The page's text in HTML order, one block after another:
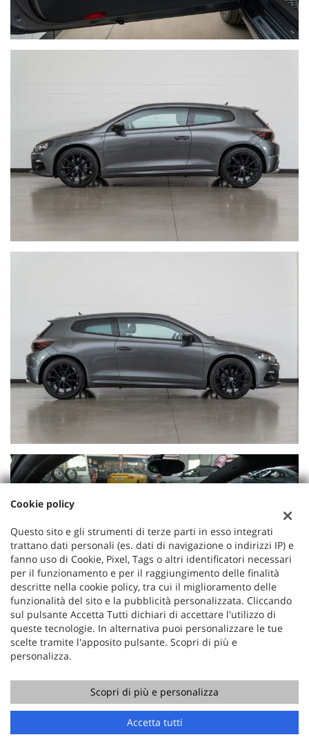
Contatta un consulente
Cookie policy
Questo sito e gli strumenti di terze parti in esso integrati
trattano dati personali (es. dati di navigazione o indirizzi IP) e
fanno uso di Cookie, Pixel, Tags o altri identificatori necessari
per il funzionamento e per il raggiungimento delle finalità
descritte nella cookie policy, tra cui il miglioramento delle
funzionalità del sito e la pubblicità personalizzata. Cliccando
sul pulsante Accetta Tutti dichiari di accettare l'utilizzo di
queste tecnologie. In alternativa puoi personalizzare le tue
scelte tramite l'apposito pulsante. Scopri di più e
personalizza.
Scopri di più e personalizza
Accetta tutti